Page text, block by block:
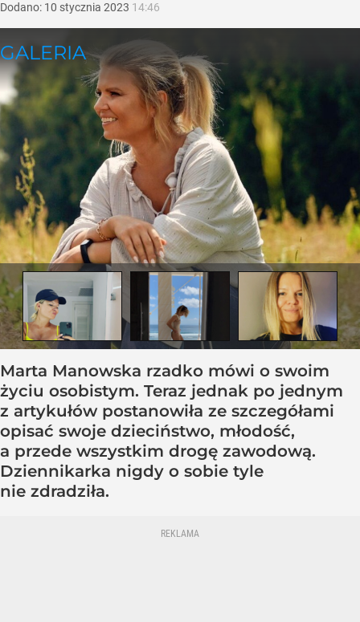
Dodano: 10 stycznia 2023 14:46
Marta Manowska rzadko mówi o swoim
życiu osobistym. Teraz jednak po jednym
z artykułów postanowiła ze szczegółami
opisać swoje dzieciństwo, młodość,
a przede wszystkim drogę zawodową.
Dziennikarka nigdy o sobie tyle
nie zdradziła.